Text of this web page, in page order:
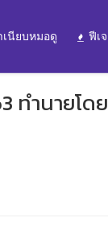
เนียบหมอดู ฟีเ
ทำนายโด